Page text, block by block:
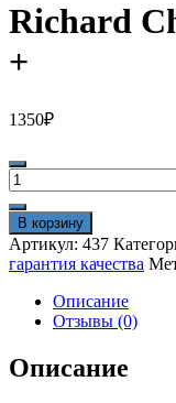
Richard
+
1350₽
Количество
товара
Richard
Cherry
Show
100
В корзину
Артикул: 437
гарантия качества
Описание
Отзывы (0)
Описание